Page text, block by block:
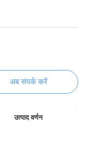
अब संपर्क करें
उत्पाद वर्णन